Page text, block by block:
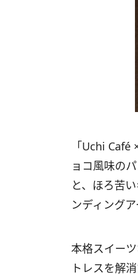
「Uchi
ョコ風味の
と、ほろ苦
ンディング
本格スイー
トレスを解